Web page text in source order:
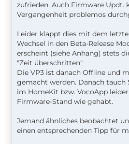
zufrieden. Auch Firmware Updt.
Vergangenheit problemos
Leider klappt dies mit dem
Wechsel in den Beta-Release
erscheint (siehe Anhang) stets
"Zeit überschritten"
Die VP3 ist danach Offline und
gemacht werden. Danach tauch
im HomeKit bzw. VocoApp
Firmware-Stand wie gehabt.
Jemand ähnliches beobachtet
einen entsprechenden Tipp für